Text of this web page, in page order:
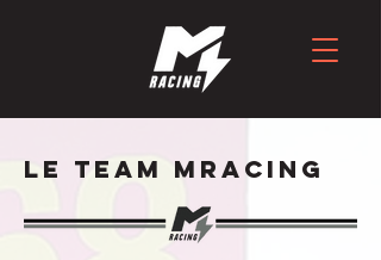
LE TEAM MRACING